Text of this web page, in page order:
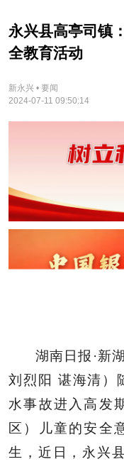
永兴县高亭司镇
全教育活动
新永兴 • 要闻
2024-07-11 09:50:14
湖南日报·新
刘烈阳 谌海清）
水事故进入高发
区）儿童的安全
生，近日，永兴